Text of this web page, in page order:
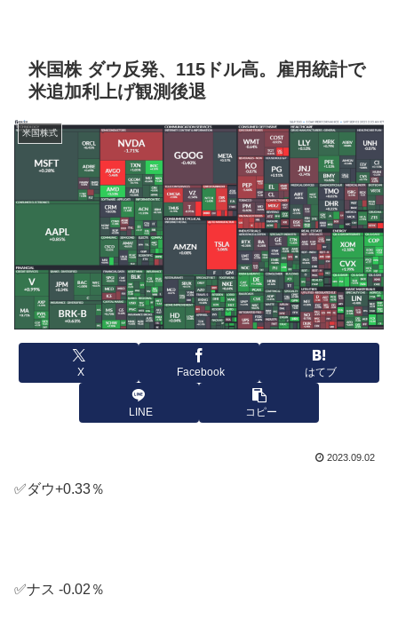
米国株 ダウ反発、115ドル高。雇用統計で
米追加利上げ観測後退
米国株式
X Facebook はてブ
LINE コピー
2023.09.02
✅ダウ+0.33％
✅ナス -0.02％